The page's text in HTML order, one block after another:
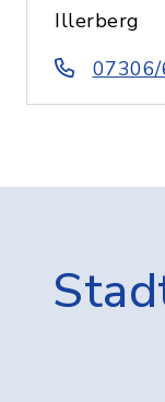
Illerberg